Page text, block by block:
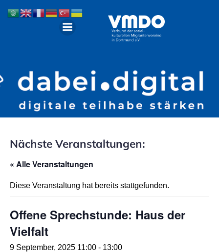
Nächste Veranstaltungen:
« Alle Veranstaltungen
Diese Veranstaltung hat bereits stattgefunden.
Offene Sprechstunde: Haus der
Vielfalt
9 September, 2025 11:00 - 13:00